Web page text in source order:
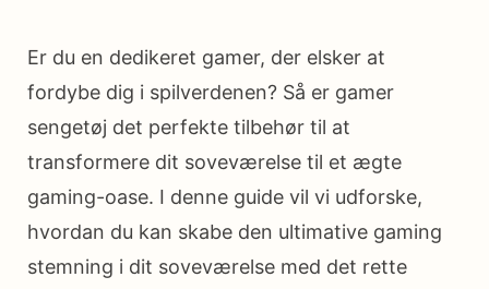
Er du en dedikeret gamer, der elsker at
fordybe dig i spilverdenen? Så er gamer
sengetøj det perfekte tilbehør til at
transformere dit soveværelse til et ægte
gaming-oase. I denne guide vil vi udforske,
hvordan du kan skabe den ultimative gaming
stemning i dit soveværelse med det rette